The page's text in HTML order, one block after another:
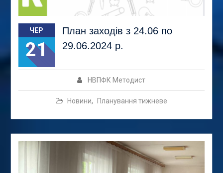
ЧЕР
21
План заходів з 24.06 по
29.06.2024 р.
НВПФК Методист
Новини, Планування тижневе